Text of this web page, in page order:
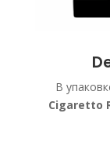
В
Cigaretto